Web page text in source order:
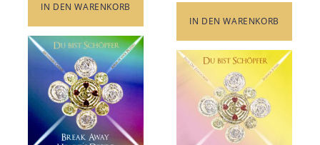
IN DEN WARENKORB
IN DEN WARENKORB